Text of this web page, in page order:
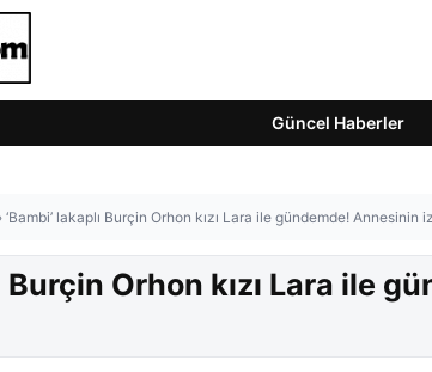
Güncel Haberler
› ‘Bambi’ lakaplı Burçin Orhon kızı Lara ile gündemde! Annesinin
Burçin Orhon kızı Lara ile